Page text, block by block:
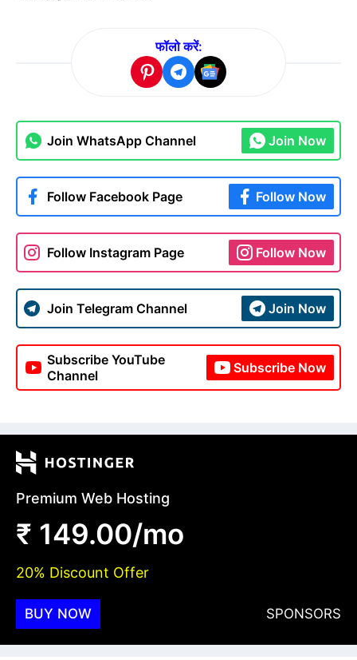
फॉलो करें:
Join WhatsApp Channel Join Now
Follow Facebook Page Follow Now
Follow Instagram Page Follow Now
Join Telegram Channel Join Now
Subscribe YouTube
Channel
Subscribe Now
Premium Web Hosting
₹ 149.00/mo
20% Discount Offer
BUY NOW SPONSORS